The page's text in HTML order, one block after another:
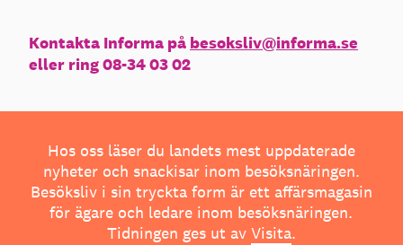
Kontakta Informa på besoksliv@informa.se
eller ring 08-34 03 02
Hos oss läser du landets mest uppdaterade
nyheter och snackisar inom besöksnäringen.
Besöksliv i sin tryckta form är ett affärsmagasin
för ägare och ledare inom besöksnäringen.
Tidningen ges ut av Visita.